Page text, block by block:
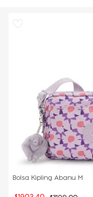
Bolsa Kipling Abanu M